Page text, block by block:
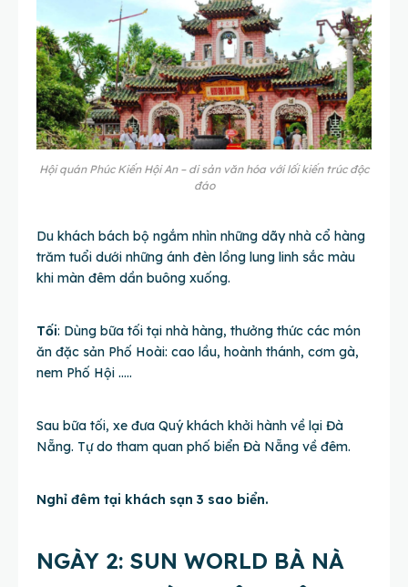
Hội quán Phúc Kiến Hội An – di sản văn hóa với lối kiến trúc độc
đáo
Du khách bách bộ ngắm nhìn những dãy nhà cổ hàng
trăm tuổi dưới những ánh đèn lồng lung linh sắc màu
khi màn đêm dần buông xuống.
Tối: Dùng bữa tối tại nhà hàng, thưởng thức các món
ăn đặc sản Phố Hoài: cao lầu, hoành thánh, cơm gà,
nem Phố Hội …..
Sau bữa tối, xe đưa Quý khách khởi hành về lại Đà
Nẵng. Tự do tham quan phố biển Đà Nẵng về đêm.
Nghỉ đêm tại khách sạn 3 sao biển.
NGÀY 2: SUN WORLD BÀ NÀ